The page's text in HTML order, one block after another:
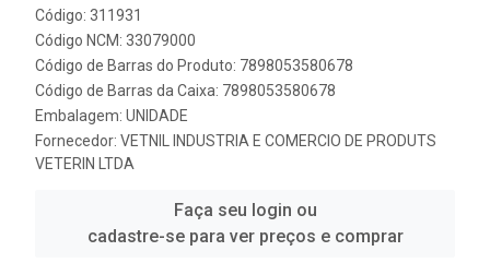
Código: 311931
Código NCM: 33079000
Código de Barras do Produto: 7898053580678
Código de Barras da Caixa: 7898053580678
Embalagem: UNIDADE
Fornecedor: VETNIL INDUSTRIA E COMERCIO DE PRODUTS
VETERIN LTDA
Faça seu login ou
cadastre-se para ver preços e comprar